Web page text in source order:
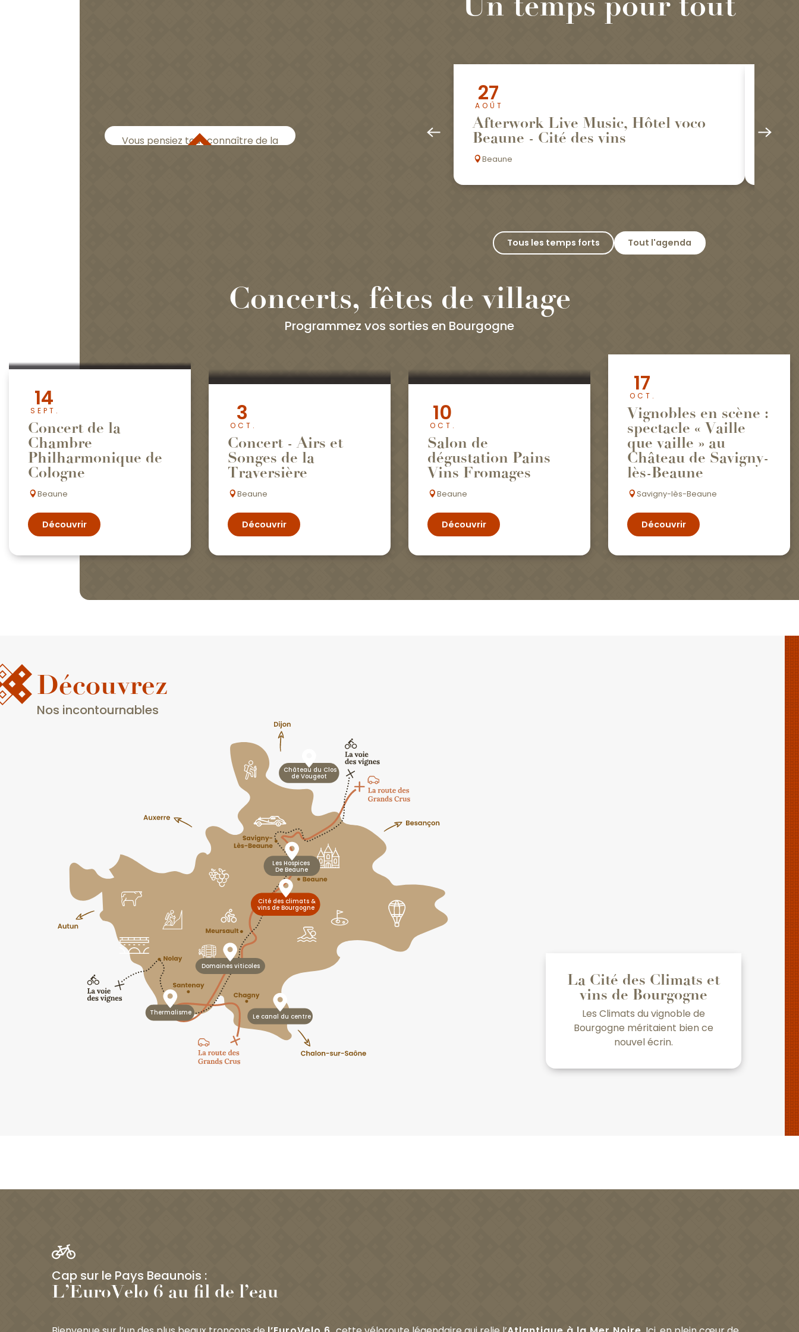
Découvrez la Bourgogne autrement
Vous pensiez tout connaître de la
27
AOÛT
Afterwork Live Music, Hôtel voco
Beaune - Cité des vins
Beaune
Tous les temps forts Tout l'agenda
Concerts, fêtes de village
Programmez vos sorties en Bourgogne
14
SEPT.
Concert de la
Chambre
Philharmonique de
Cologne
Beaune
Découvrir
3
OCT.
Concert - Airs et
Songes de la
Traversière
Beaune
Découvrir
10
OCT.
Salon de
dégustation Pains
Vins Fromages
Beaune
Découvrir
17
OCT.
Vignobles en scène :
spectacle « Vaille
que vaille » au
Château de Savigny-
lès-Beaune
Savigny-lès-Beaune
Découvrir
Découvrez
Nos incontournables
Cité des climats &
vins de Bourgogne
Les Hospices
De Beaune
Château du Clos
de Vougeot
Le canal du centre
Thermalisme
Domaines viticoles
La Cité des Climats et
vins de Bourgogne
Les Climats du vignoble de
Bourgogne méritaient bien ce
nouvel écrin.
Cap sur le Pays Beaunois :
L’EuroVelo 6 au fil de l’eau